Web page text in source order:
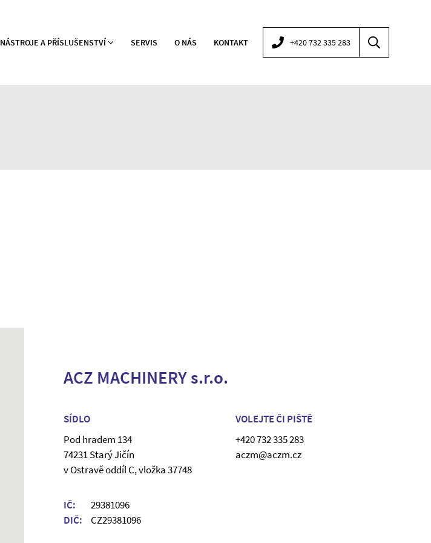
NÁSTROJE A PŘÍSLUŠENSTVÍ SERVIS O NÁS KONTAKT +420 732 335 283
ACZ MACHINERY s.r.o.
SÍDLO
Pod hradem 134
74231 Starý Jičín
v Ostravě oddíl C, vložka 37748
VOLEJTE ČI PIŠTĚ
+420 732 335 283
aczm@aczm.cz
IČ:
29381096
DIČ:
CZ29381096